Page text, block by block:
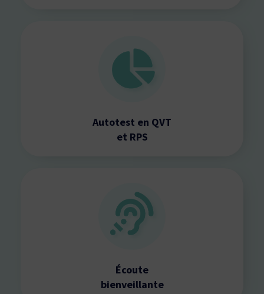
Autotest en QVT
et RPS
Écoute
bienveillante